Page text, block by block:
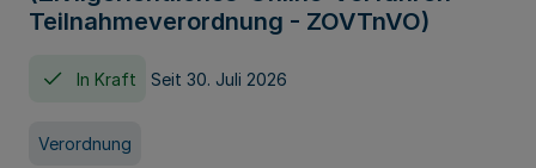
Teilnahmeverordnung - ZOVTnVO)
In Kraft Seit 30. Juli 2026
Verordnung